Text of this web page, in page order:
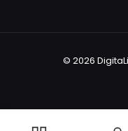
© 2026